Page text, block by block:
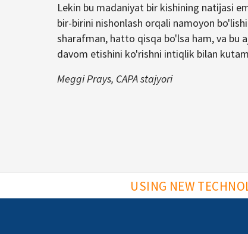
Lekin bu madaniyat bir kishining natijasi
bir-birini nishonlash orqali namoyon
sharafman, hatto qisqa bo'lsa ham, va bu
davom etishini ko'rishni intiqlik bilan
Meggi Prays, CAPA stajyori
USING NEW